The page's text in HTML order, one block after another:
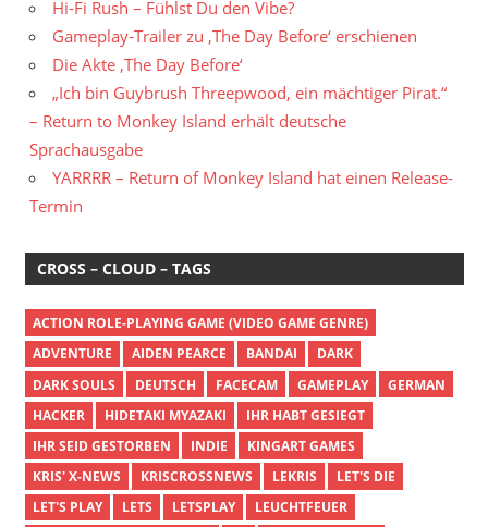
Hi-Fi Rush – Fühlst Du den Vibe?
Gameplay-Trailer zu ‚The Day Before‘ erschienen
Die Akte ‚The Day Before‘
„Ich bin Guybrush Threepwood, ein mächtiger Pirat.“
– Return to Monkey Island erhält deutsche
Sprachausgabe
YARRRR – Return of Monkey Island hat einen Release-
Termin
CROSS – CLOUD – TAGS
ACTION ROLE-PLAYING GAME (VIDEO GAME GENRE)
ADVENTURE
AIDEN PEARCE BANDAI
DARK
DARK SOULS
DEUTSCH FACECAM GAMEPLAY
GERMAN
HACKER
HIDETAKI MYAZAKI
IHR HABT GESIEGT
IHR SEID GESTORBEN
INDIE
KINGART GAMES
KRIS' X-NEWS
KRISCROSSNEWS LEKRIS
LET'S DIE
LET'S PLAY
LETS LETSPLAY
LEUCHTFEUER